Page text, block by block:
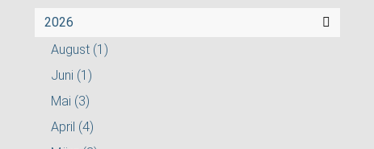
2026
August (1)
Juni (1)
Mai (3)
April (4)